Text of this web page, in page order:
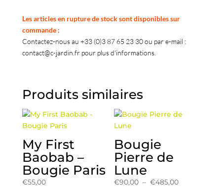
Baobab
-
Giftbox
Saint
Les articles en rupture de stock sont disponibles sur
commande :
Contactez-nous au +33 (0)3 87 65 23 30 ou par e-mail :
contact@c-jardin.fr pour plus d'informations.
Produits similaires
My First
Baobab –
Bougie Paris
€55,00
Bougie
Pierre de
Lune
€90,00 – €485,00Plage